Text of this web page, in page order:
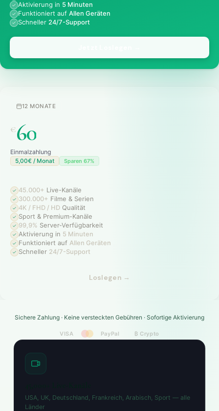
Aktivierung in 5 Minuten
Funktioniert auf Allen Geräten
Schneller 24/7-Support
12 MONATE
€60
Einmalzahlung
5,00€ / Monat Sparen 67%
45.000+ Live-Kanäle
300.000+ Filme & Serien
4K / FHD / HD Qualität
Sport & Premium-Kanäle
99,9% Server-Verfügbarkeit
Aktivierung in 5 Minuten
Funktioniert auf Allen Geräten
Schneller 24/7-Support
Loslegen →
Sichere Zahlung · Keine versteckten Gebühren · Sofortige Aktivierung
VISA PayPal ₿ Crypto
USA, UK, Deutschland, Frankreich, Arabisch, Sport — alle
Länder